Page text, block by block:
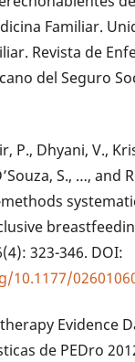
Familiar.
Revista de
del Seguro
P., Dhyani, V.,
S., …, and
323-346. DOI:
Evidence
de PEDro